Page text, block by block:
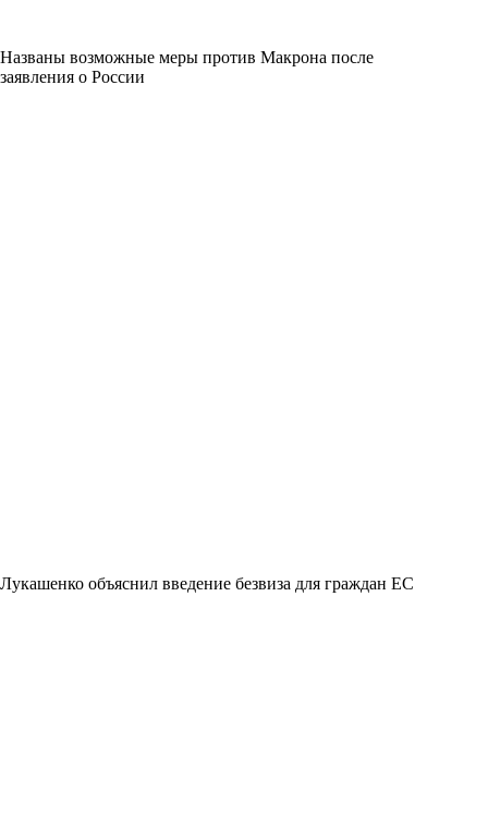
Названы возможные меры против Макрона после
заявления о России
Лукашенко объяснил введение безвиза для граждан ЕС